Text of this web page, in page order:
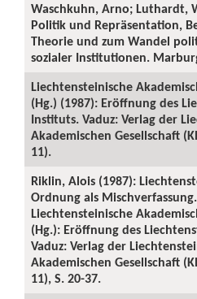
Waschkuhn, Arno; Luthardt,
Politik und Repräsentation,
Theorie und zum Wandel
sozialer Institutionen.
Liechtensteinische
(Hg.) (1987): Eröffnung des
Instituts. Vaduz: Verlag der
Akademischen Gesellschaft
11).
Riklin, Alois (1987):
Ordnung als
Liechtensteinische
(Hg.): Eröffnung des
Vaduz: Verlag der
Akademischen Gesellschaft
11), S. 20-37.